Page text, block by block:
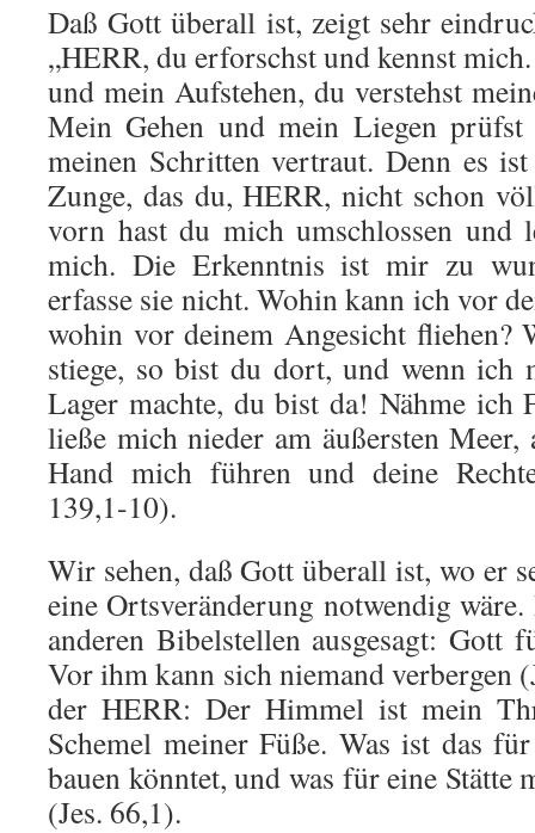
Daß Gott überall ist, zeigt sehr
„HERR, du erforschst und kennst
und mein Aufstehen, du verstehst
Mein Gehen und mein Liegen
meinen Schritten vertraut. Denn es
Zunge, das du, HERR, nicht schon
vorn hast du mich umschlossen und
mich. Die Erkenntnis ist mir zu
erfasse sie nicht. Wohin kann ich vor
wohin vor deinem Angesicht fliehen?
stiege, so bist du dort, und wenn ich
Lager machte, du bist da! Nähme ich
ließe mich nieder am äußersten
Hand mich führen und deine
139,1-10).
Wir sehen, daß Gott überall ist, wo er
eine Ortsveränderung notwendig
anderen Bibelstellen ausgesagt:
Vor ihm kann sich niemand verbergen
der HERR: Der Himmel ist mein
Schemel meiner Füße. Was ist das
bauen könntet, und was für eine Stätte
(Jes. 66,1).